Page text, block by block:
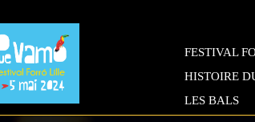
FESTIVAL
HISTOIRE
LES BALS